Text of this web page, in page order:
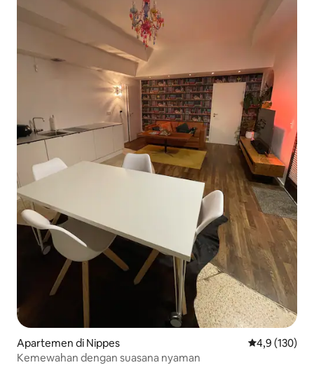
Apartemen di Nippes Nilai rata-rata
4,9 (130)
Kemewahan dengan suasana nyaman